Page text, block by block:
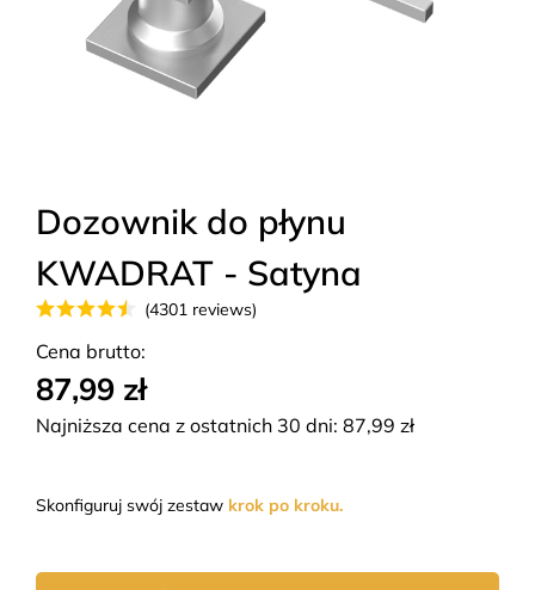
Dozownik do płynu
KWADRAT - Satyna
(4301 reviews)
Cena brutto:
87,99 zł
Najniższa cena z ostatnich 30 dni: 87,99 zł
Skonfiguruj swój zestaw krok po kroku.